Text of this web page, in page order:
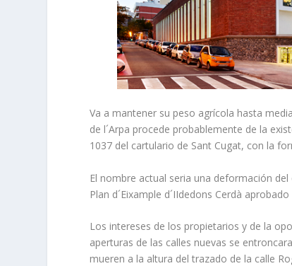
Va a mantener su peso agrícola hasta
de l´Arpa procede probablemente de la
1037 del cartulario de Sant Cugat, con la
El nombre actual seria una deformación
Plan d´Eixample d´IIdedons Cerdà
Los intereses de los propietarios y de la
aperturas de las calles nuevas se
mueren a la altura del trazado de la calle